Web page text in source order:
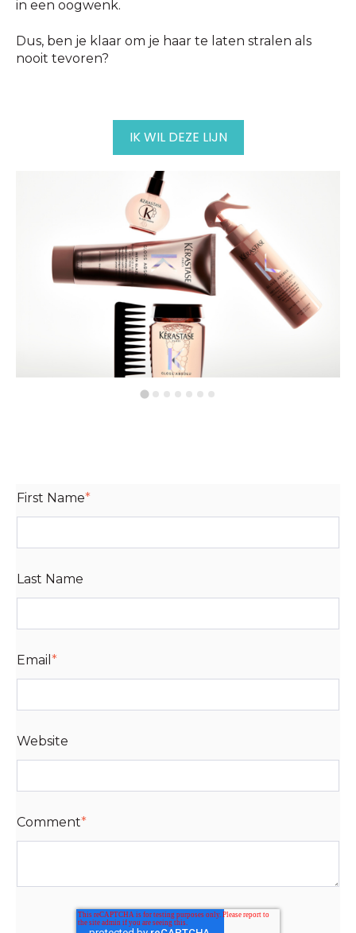
in een oogwenk.
Dus, ben je klaar om je haar te laten stralen als
nooit tevoren?
IK WIL DEZE LIJN
First Name*
Last Name
Email *
Website
Comment*